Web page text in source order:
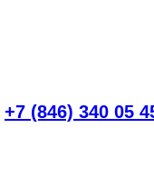
+7 (846) 340 05